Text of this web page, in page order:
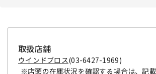
取扱店舗
ウインドブロス(03-6427-1969)
※店頭の在庫状況を確認する場合は、記